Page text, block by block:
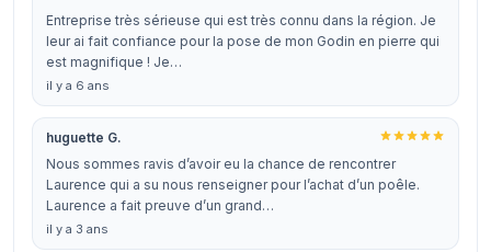
Entreprise très sérieuse qui est très connu dans la région. Je
leur ai fait confiance pour la pose de mon Godin en pierre qui
est magnifique ! Je…
il y a 6 ans
huguette G.
Nous sommes ravis d’avoir eu la chance de rencontrer
Laurence qui a su nous renseigner pour l’achat d’un poêle.
Laurence a fait preuve d’un grand…
il y a 3 ans